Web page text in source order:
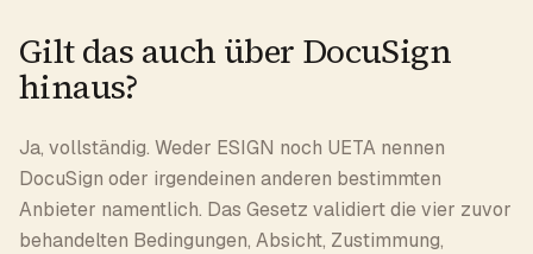
Gilt das auch über DocuSign
hinaus?
Ja, vollständig. Weder ESIGN noch UETA nennen
DocuSign oder irgendeinen anderen bestimmten
Anbieter namentlich. Das Gesetz validiert die vier zuvor
behandelten Bedingungen, Absicht, Zustimmung,